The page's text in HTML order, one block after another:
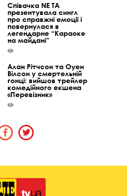
Співачка NE TA
презентувала сингл
про справжні емоції і
повернулася в
легендарне “Караоке
на майдані”
Алан Рітчсон та Оуен
Вілсон у смертельній
гонці: вийшов трейлер
комедійного екшена
«Перевізник»